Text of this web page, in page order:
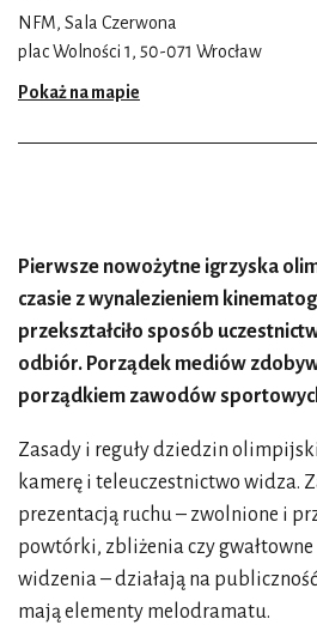
NFM, Sala Czerwona
plac Wolności 1, 50-071 Wrocław
Pokaż na mapie
Pierwsze nowożytne igrzyska
czasie z wynalezieniem
przekształciło sposób
odbiór. Porządek mediów
porządkiem zawodów
Zasady i reguły dziedzin
kamerę i teleuczestnictwo widza.
prezentacją ruchu – zwolnione i
powtórki, zbliżenia czy
widzenia – działają na
mają elementy melodramatu.